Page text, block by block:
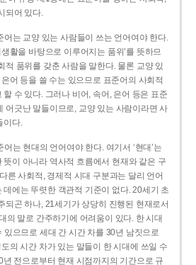
되어 있다.
어는 교양 있는 사람들이 쓰는 언어여야 한다.
활을 바탕으로 이루어지는 품위’를 뜻하므
적 품위를 갖춘 사람을 말한다. 물론 교양 있
어 등을 쓸 수는 있으므로 표준어의 사회적
수 있다. 그러나 비어, 속어, 은어 등은 표준
어긋난 말들이므로, 교양 있는 사람이라면 사
이다.
는 현대의 언어여야 한다. 여기서 ‘현대’는
뜻이 아니라 역사적 흐름에서 현재와 같은 구
른 사회적, 경제적 시대 구분과는 달리 언어
데에는 뚜렷한 객관적 기준이 없다. 20세기 초
되곤 하나, 21세기가 상당히 진행된 현재로서
의 말로 간주하기에 어려움이 있다. 한 시대
있으므로 세대 간 시간 차를 30년 남짓으로
의 시간 차가 있는 말들이 한 시대에 쓰일 수
전으로부터 현재 시점까지의 기간으로 규